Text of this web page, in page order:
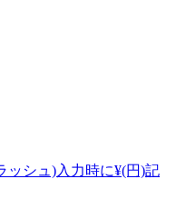
ッシュ)入力時に¥(円)記